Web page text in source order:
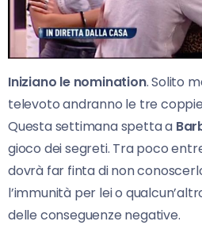
Iniziano le nomination. Solito
televoto andranno le tre
Questa settimana spetta a
gioco dei segreti. Tra poco
dovrà far finta di non
l’immunità per lei o
delle conseguenze negative.